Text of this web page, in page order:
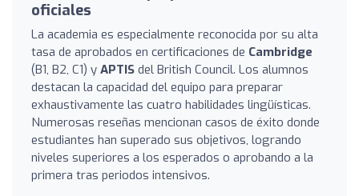
oficiales
La academia es especialmente reconocida por su alta
tasa de aprobados en certificaciones de Cambridge
(B1, B2, C1) y APTIS del British Council. Los alumnos
destacan la capacidad del equipo para preparar
exhaustivamente las cuatro habilidades lingüísticas.
Numerosas reseñas mencionan casos de éxito donde
estudiantes han superado sus objetivos, logrando
niveles superiores a los esperados o aprobando a la
primera tras periodos intensivos.